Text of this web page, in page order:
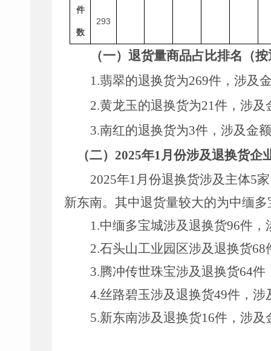
件
数
293
（一）退货量商品占比排名（
1.翡翠的退换货为269件，涉及
2.黄龙玉的退换货为21件，涉及
3.南红的退换货为3件，涉及金额
（二） 2025年1月份涉及退换货企
2025年1月份退换货涉及主体5
新东南。其中退货量较大的为中缅多
1.中缅多宝城涉及退换货96件，
2.石头山工业园区涉及退换货68
3.腾冲传世珠宝涉及退换货64件
4.丝路碧玉涉及退换货49件，涉
5.新东南涉及退换货16件，涉及